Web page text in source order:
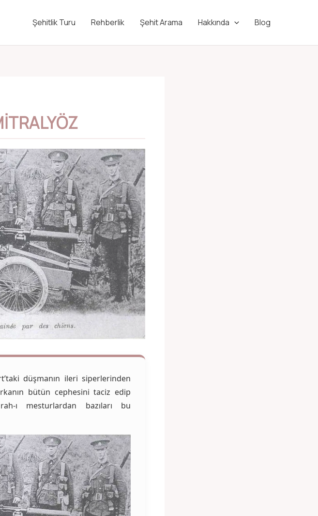
Şehitlik Turu Rehberlik Şehit Arama Hakkında Blog
düşmanın ileri siperlerinden
bütün cephesini taciz edip
ı mesturlardan bazıları bu